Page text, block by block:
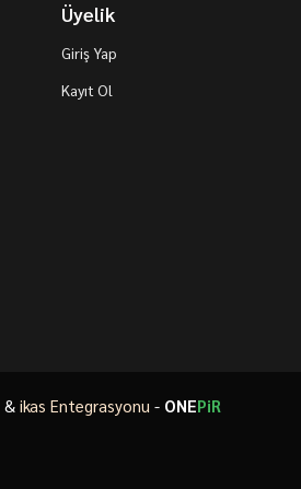
Üyelik
Giriş Yap
Kayıt Ol
& ikas Entegrasyonu - ONEPiR